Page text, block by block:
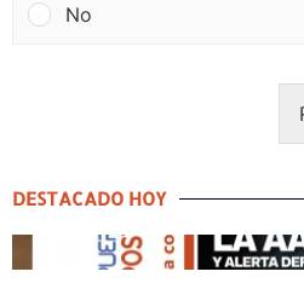
No
DESTACADO HOY